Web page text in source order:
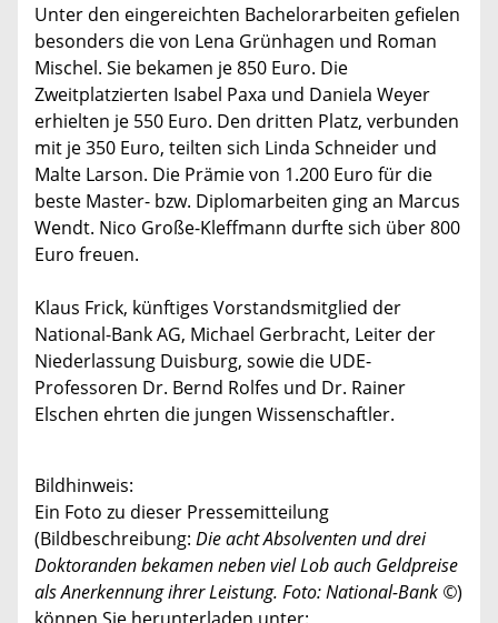
Unter den eingereichten Bachelorarbeiten gefielen
besonders die von Lena Grünhagen und Roman
Mischel. Sie bekamen je 850 Euro. Die
Zweitplatzierten Isabel Paxa und Daniela Weyer
erhielten je 550 Euro. Den dritten Platz, verbunden
mit je 350 Euro, teilten sich Linda Schneider und
Malte Larson. Die Prämie von 1.200 Euro für die
beste Master- bzw. Diplomarbeiten ging an Marcus
Wendt. Nico Große-Kleffmann durfte sich über 800
Euro freuen.
Klaus Frick, künftiges Vorstandsmitglied der
National-Bank AG, Michael Gerbracht, Leiter der
Niederlassung Duisburg, sowie die UDE-
Professoren Dr. Bernd Rolfes und Dr. Rainer
Elschen ehrten die jungen Wissenschaftler.
Bildhinweis:
Ein Foto zu dieser Pressemitteilung
(Bildbeschreibung: Die acht Absolventen und drei
Doktoranden bekamen neben viel Lob auch Geldpreise
als Anerkennung ihrer Leistung. Foto: National-Bank ©)